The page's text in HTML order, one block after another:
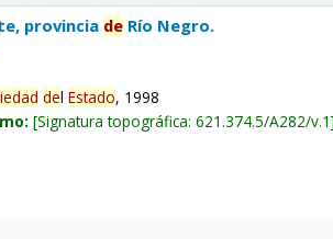
provincia de Río Negro.
delEstado, 1998
Signatura topográfica:621.374.5/A282/v.1